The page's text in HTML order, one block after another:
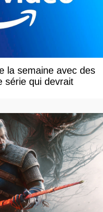
la semaine avec des
série qui devrait